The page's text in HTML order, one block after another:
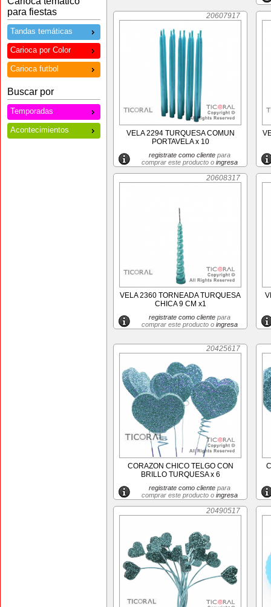
para fiestas
Tandas temáticas
Carioca por Color
Carioca futbol
Buscar por
Temporadas
Acontecimientos
20607917
VELA 2294 TURQUESA COMUN
PORTAVELA x 10
registrate como clientepara
comprar este producto o ingresa
20608317
VELA 2360 TORNEADA TURQUESA
CHICA 9 CM x1
registrate como clientepara
comprar este producto o ingresa
20425617
CORAZON CHICO TELGO CON
BRILLO TURQUESA x 6
registrate como clientepara
comprar este producto o ingresa
20490517